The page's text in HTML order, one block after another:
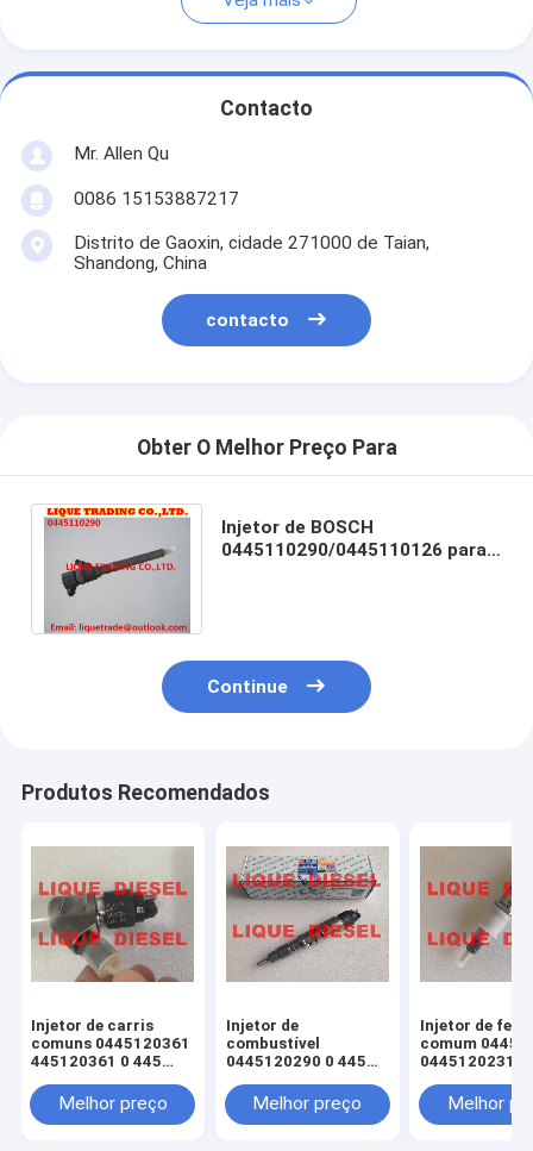
Contacto
Mr. Allen Qu
0086 15153887217
Distrito de Gaoxin, cidade 271000 de Taian,
Shandong, China
contacto
Obter O Melhor Preço Para
Injetor de BOSCH
0445110290/0445110126 para
Continue
Produtos Recomendados
Injetor de carris
comuns 0445120361
445120361 0 445
Melhor preço
Injetor de
combustível
0445120290 0 445
1112100A-A38
L47001112100AA38
Melhor preço
Injetor de
comum
0445120231 0
231 para
3976372
Melhor